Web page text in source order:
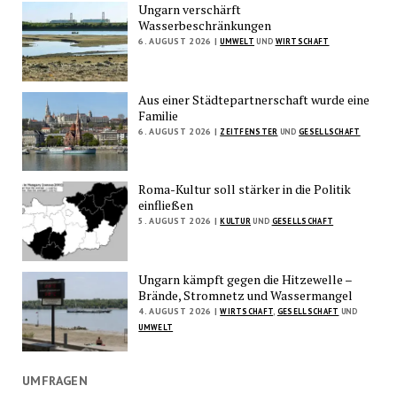
Ungarn verschärft
Wasserbeschränkungen
6. AUGUST 2026 | UMWELT UND WIRTSCHAFT
Aus einer Städtepartnerschaft wurde eine
Familie
6. AUGUST 2026 | ZEITFENSTER UNDGESELLSCHAFT
Roma-Kultur soll stärker in die Politik
einfließen
5. AUGUST 2026 | KULTURUND GESELLSCHAFT
Ungarn kämpft gegen die Hitzewelle –
Brände, Stromnetz und Wassermangel
4. AUGUST 2026 | WIRTSCHAFT GESELLSCHAFT UND
UMWELT
UMFRAGEN